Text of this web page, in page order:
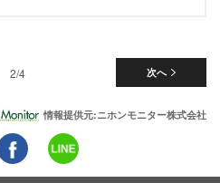
次へ
2/4
情報提供元:ニホンモニター株式会社